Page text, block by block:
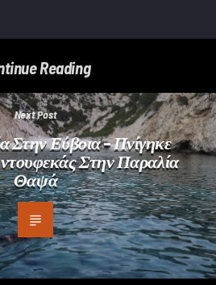
Reading
Next Post
Στην Εύβοια – Πνίγηκε
Στην Παραλία
Θαψά